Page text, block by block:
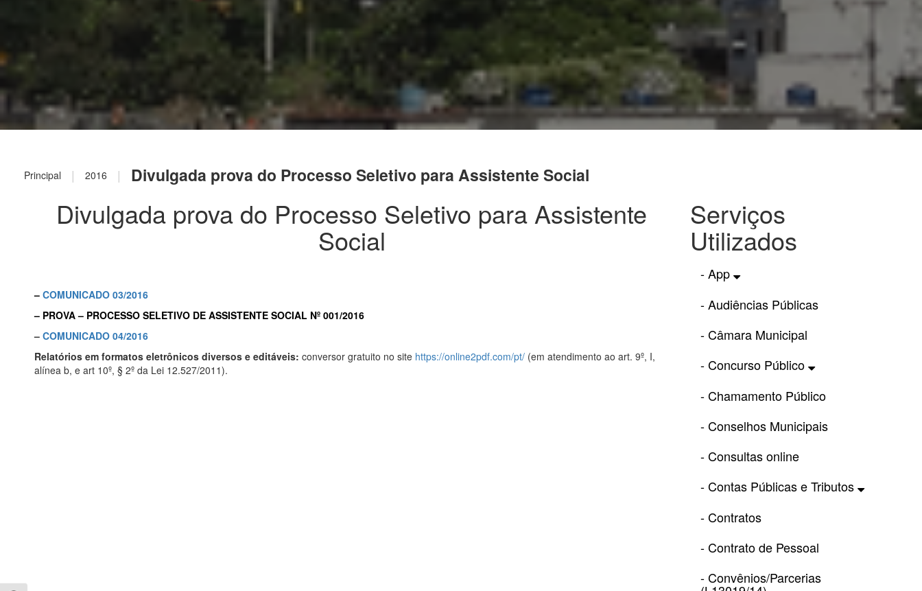
Principal | 2016 | Divulgada prova do Processo Seletivo para Assistente Social
Divulgada prova do Processo Seletivo para Assistente
Social
– COMUNICADO 03/2016
– PROVA – PROCESSO SELETIVO DE ASSISTENTE SOCIAL Nº 001/2016
– COMUNICADO 04/2016
Relatórios em formatos eletrônicos diversos e editáveis: conversor gratuito no site https://online2pdf.com/pt/ (em atendimento ao art. 9º, I,
alínea b, e art 10º, § 2º da Lei 12.527/2011).
Serviços
Utilizados
- App
- Audiências Públicas
- Câmara Municipal
- Concurso Público
- Chamamento Público
- Conselhos Municipais
- Consultas online
- Contas Públicas e Tributos
- Contratos
- Contrato de Pessoal
- Convênios/Parcerias